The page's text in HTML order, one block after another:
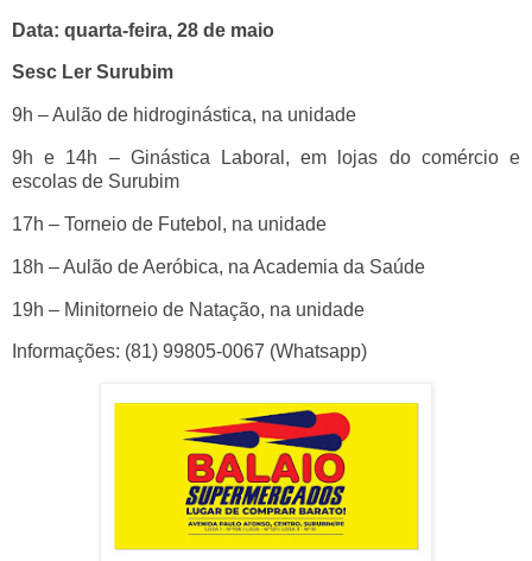
Data: quarta-feira, 28 de maio
Sesc Ler Surubim
9h – Aulão de hidroginástica, na unidade
9h e 14h – Ginástica Laboral, em lojas do comércio e
escolas de Surubim
17h – Torneio de Futebol, na unidade
18h – Aulão de Aeróbica, na Academia da Saúde
19h – Minitorneio de Natação, na unidade
Informações: (81) 99805-0067 (Whatsapp)